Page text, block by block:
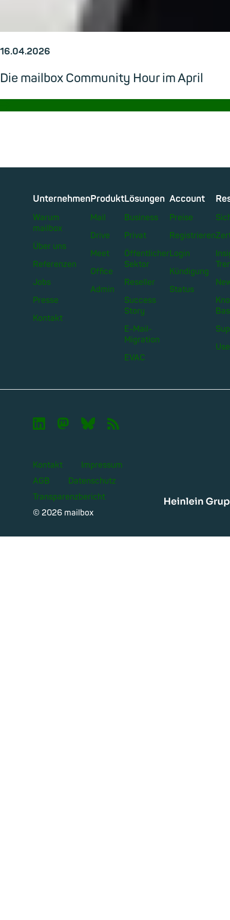
16.04.2026
Die mailbox Community Hour im April
Unternehmen
Warum
mailbox
Über uns
Referenzen
Jobs
Presse
Kontakt
Produkt
Mail
Drive
Meet
Office
Admin
Lösungen
Business
Privat
Öffentlicher
Sektor
Reseller
Success
Story
E-Mail-
Migration
EVAC
Account
Preise
Registrieren
Login
Kündigung
Status
 🦣︎ 🦋︎ 📡︎
Kontakt
Impressum
AGB
Datenschutz
Transparenzbericht
© 2026 mailbox